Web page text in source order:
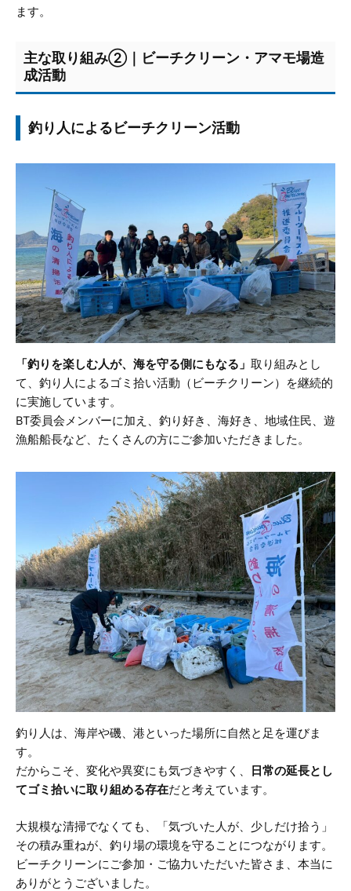
ます。
主な取り組み②｜ビーチクリーン・アマモ場造
成活動
釣り人によるビーチクリーン活動
「釣りを楽しむ人が、海を守る側にもなる」 取り組みとし
て、釣り人によるゴミ拾い活動（ビーチクリーン）を継続的
に実施しています。
BT委員会メンバーに加え、釣り好き、海好き、地域住民、遊
漁船船長など、たくさんの方にご参加いただきました。
釣り人は、海岸や磯、港といった場所に自然と足を運びま
す。
だからこそ、変化や異変にも気づきやすく、
日常の延長とし
てゴミ拾いに取り組める存在だと考えています。
大規模な清掃でなくても、「気づいた人が、少しだけ拾う」
その積み重ねが、釣り場の環境を守ることにつながります。
ビーチクリーンにご参加・ご協力いただいた皆さま、本当に
ありがとうございました。